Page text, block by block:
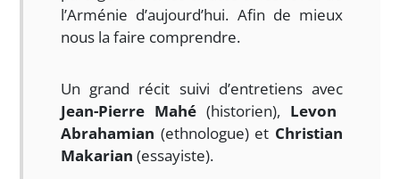
l’Arménie d’aujourd’hui. Afin de mieux
nous la faire comprendre.
Un grand récit suivi d’entretiens avec
Jean-Pierre Mahé (historien), Levon
Abrahamian (ethnologue) et Christian
Makarian (essayiste).